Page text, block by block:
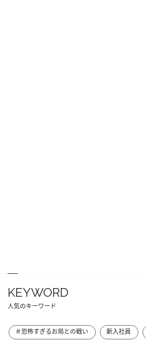
KEYWORD
人気のキーワード
＃恐怖すぎるお局との戦い 新入社員